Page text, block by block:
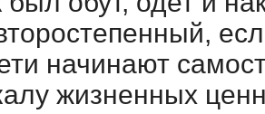
начинают
жизненных